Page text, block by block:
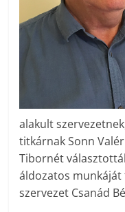
alakult
titkárnak Sonn
Tibornét
áldozatos
szervezet Csanád